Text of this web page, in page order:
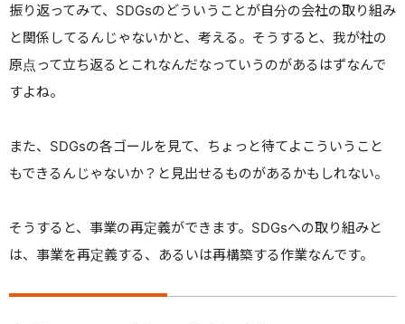
振り返ってみて、SDGsのどういうことが自分の会社の取り組み
と関係してるんじゃないかと、考える。 そうすると、我が社の
原点って立ち返るとこれなんだなっていうのがあるはずなんで
すよね。
また、SDGsの各ゴールを見て、ちょっと待てよこういうこと
もできるんじゃないか？と見出せるものがあるかもしれない。
そうすると、事業の再定義ができます。 SDGsへの取り組みと
は、事業を再定義する、あるいは再構築する作業なんです。